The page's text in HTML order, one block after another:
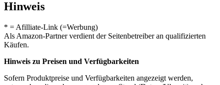
Hinweis
* = Afilliate-Link (=Werbung)
Als Amazon-Partner verdient der Seitenbetreiber an qualifizierten
Käufen.
Hinweis zu Preisen und Verfügbarkeiten
Sofern Produktpreise und Verfügbarkeiten angezeigt werden,